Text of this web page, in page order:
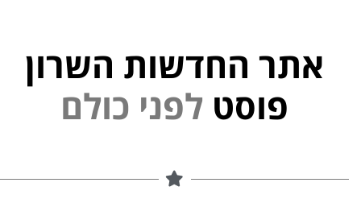
אתר החדשות השרון
פוסט